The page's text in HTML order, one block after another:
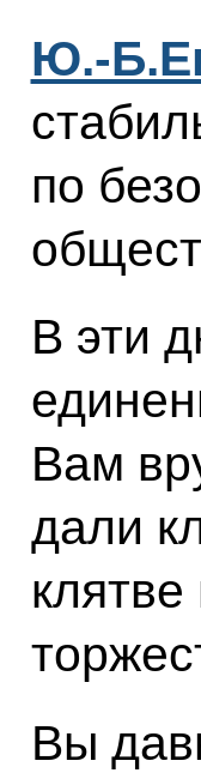
Ю.-
по
В эти
Вам
дали
Вы